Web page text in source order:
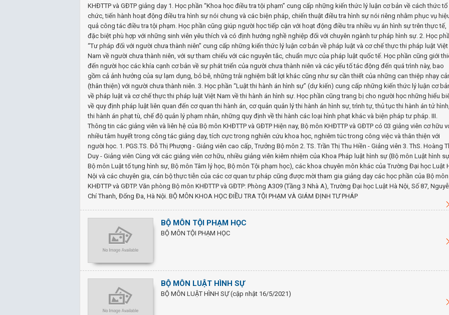
KHĐTTP và GĐTP giảng dạy 1. Học phần “Khoa học điều tra tội phạm” cung cấp những kiến thức lý luận cơ bản về cách thức tổ
chức, tiến hành hoạt động điều tra hình sự nói chung và các biện pháp, chiến thuật điều tra hình sự nói riêng nhằm phục vụ
quả công tác điều tra tội phạm. Học phần cũng giúp người học tiếp cận với hoạt động điều tra nhiều vụ án hình sự trên thực tế,
đặc biệt phù hợp với những sinh viên yêu thích và có định hướng nghề nghiệp đối với chuyên ngành tư pháp hình sự. 2. Học
“Tư pháp đối với người chưa thành niên” cung cấp những kiến thức lý luận cơ bản về pháp luật và cơ chế thực thi pháp luật Việt
Nam về người chưa thành niên, với sự tham chiếu với các nguyên tắc, chuẩn mực của pháp luật quốc tế. Học phần cũng giới
đến người học các khía cạnh cơ bản về sự phát triển của người chưa thành niên và các yếu tố tác động đến quá trình này, bao
gồm cả ảnh hưởng của sự lạm dụng, bỏ bê, những trải nghiệm bất lợi khác cũng như sự cần thiết của những can thiệp nhạy
(thân thiện) với người chưa thành niên. 3. Học phần “Luật thi hành án hình sự” (dự kiến) cung cấp những kiến thức lý luận cơ
về pháp luật và cơ chế thực thi pháp luật Việt Nam về thi hành án hình sự. Học phần cũng trang bị cho người học những hiểu
về quy định pháp luật liên quan đến cơ quan thi hành án, cơ quản quản lý thi hành án hình sự, trình tự, thủ tục thi hành án tử hình,
thi hành án phạt tù, chế độ quản lý phạm nhân, những quy định về thi hành các loại hình phạt khác và biện pháp tư pháp. III.
Thông tin các giảng viên và liên hệ của Bộ môn KHĐTTP và GĐTP Hiện nay, Bộ môn KHĐTTP và GĐTP có 03 giảng viên cơ hữu
nhiều tâm huyết trong công tác giảng dạy, tích cực trong nghiên cứu khoa học, nghiêm túc trong công việc và thân thiện với
người học. 1. PGS.TS. Đỗ Thị Phượng - Giảng viên cao cấp, Trưởng Bộ môn 2. TS. Trần Thị Thu Hiền - Giảng viên 3. ThS. Hoàng
Duy - Giảng viên Cùng với các giảng viên cơ hữu, nhiều giảng viên kiêm nhiệm của Khoa Pháp luật hình sự (Bộ môn Luật hình sự,
Bộ môn Luật tố tụng hình sự, Bộ môn Tâm lý học, Bộ môn Tội phạm học), các khoa chuyên môn khác của Trường Đại học Luật
Nội và các chuyên gia, cán bộ thực tiễn của các cơ quan tư pháp cũng được mời tham gia giảng dạy các học phần của Bộ môn
KHĐTTP và GĐTP. Văn phòng Bộ môn KHĐTTP và GĐTP: Phòng A309 (Tầng 3 Nhà A), Trường Đại học Luật Hà Nội, Số 87,
Chí Thanh, Đống Đa, Hà Nội. BỘ MÔN KHOA HỌC ĐIỀU TRA TỘI PHẠM VÀ GIÁM ĐỊNH TƯ PHÁP
BỘ MÔN TỘI PHẠM HỌC
BỘ MÔN TỘI PHẠM HỌC
BỘ MÔN LUẬT HÌNH SỰ
BỘ MÔN LUẬT HÌNH SỰ (cập nhật 16/5/2021)